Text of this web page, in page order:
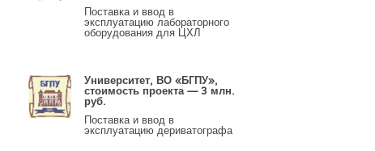
Поставка и ввод в
эксплуатацию лабораторного
оборудования для ЦХЛ
Университет, ВО «БГПУ»,
стоимость проекта — 3 млн.
руб.
Поставка и ввод в
эксплуатацию дериватографа